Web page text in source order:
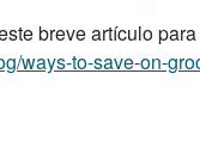
breve artículo
ways-to-save-on-